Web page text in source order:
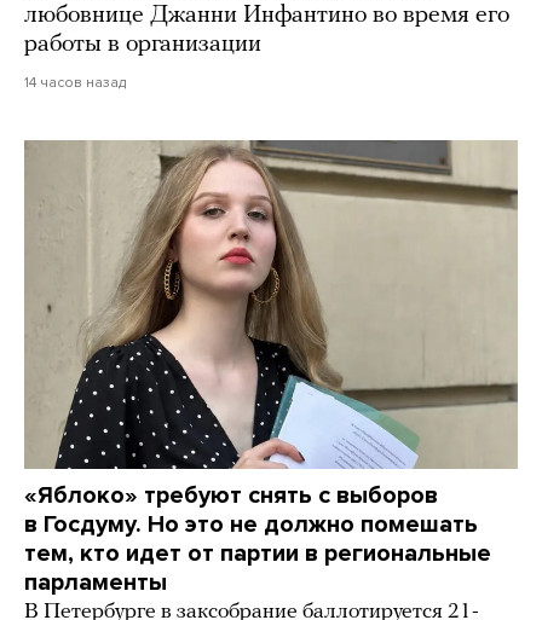
любовнице Джанни Инфантино во время его
работы в организации
14 часов назад
«Яблоко» требуют снять с выборов
в Госдуму. Но это не должно помешать
тем, кто идет от партии в региональные
парламенты
В Петербурге в заксобрание баллотируется 21-